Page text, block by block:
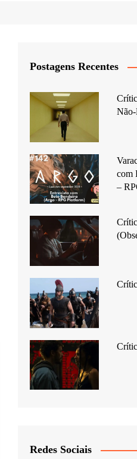
Postagens Recentes
com
–
Redes Sociais